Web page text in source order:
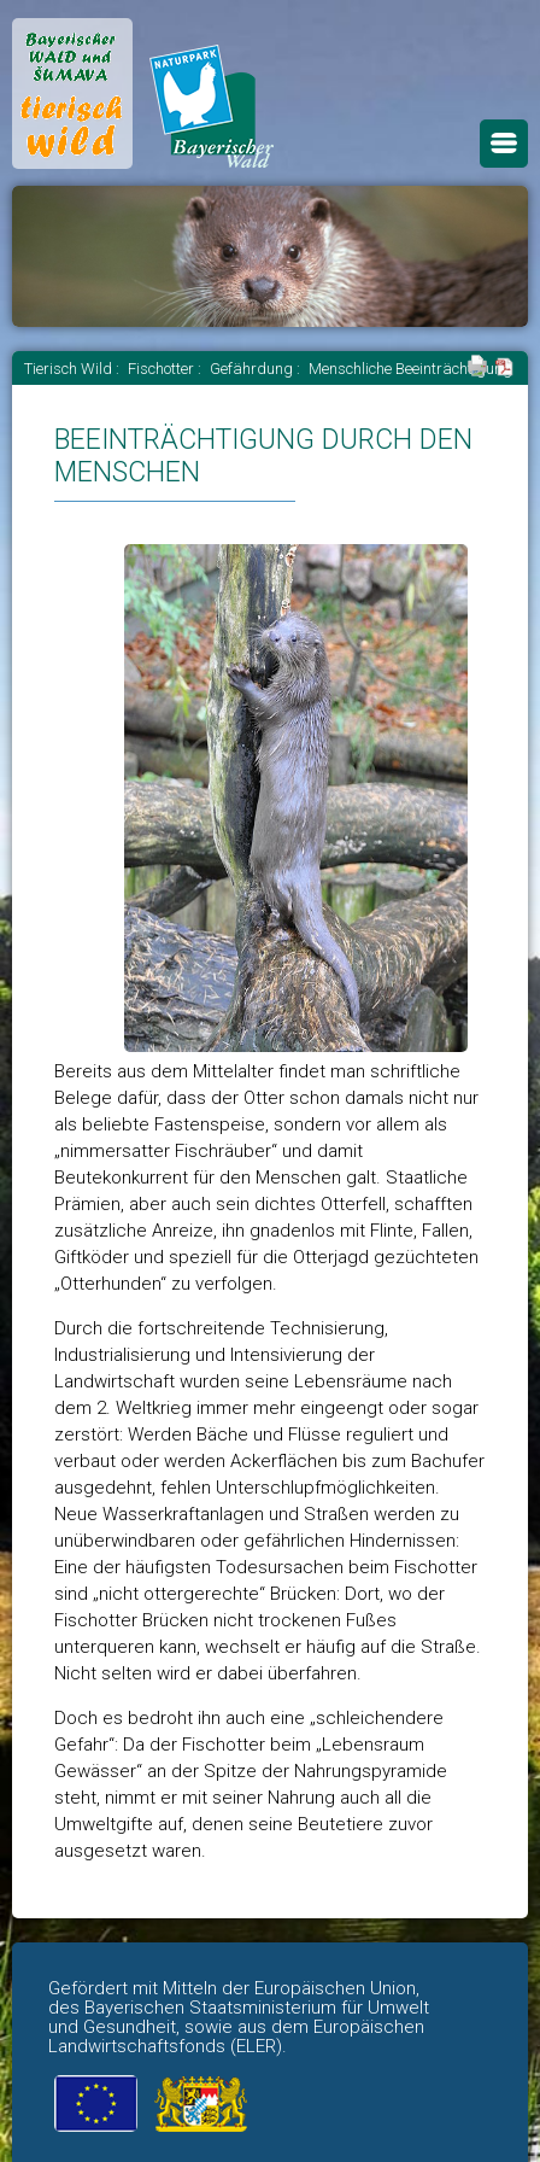
Tierisch Wild : Fischotter : Gefährdung : Menschliche Beeinträchtigung
BEEINTRÄCHTIGUNG DURCH DEN
MENSCHEN
Bereits aus dem Mittelalter findet man schriftliche
Belege dafür, dass der Otter schon damals nicht nur
als beliebte Fastenspeise, sondern vor allem als
„nimmersatter Fischräuber“ und damit
Beutekonkurrent für den Menschen galt. Staatliche
Prämien, aber auch sein dichtes Otterfell, schafften
zusätzliche Anreize, ihn gnadenlos mit Flinte, Fallen,
Giftköder und speziell für die Otterjagd gezüchteten
„Otterhunden“ zu verfolgen.
Durch die fortschreitende Technisierung,
Industrialisierung und Intensivierung der
Landwirtschaft wurden seine Lebensräume nach
dem 2. Weltkrieg immer mehr eingeengt oder sogar
zerstört: Werden Bäche und Flüsse reguliert und
verbaut oder werden Ackerflächen bis zum Bachufer
ausgedehnt, fehlen Unterschlupfmöglichkeiten.
Neue Wasserkraftanlagen und Straßen werden zu
unüberwindbaren oder gefährlichen Hindernissen:
Eine der häufigsten Todesursachen beim Fischotter
sind „nicht ottergerechte“ Brücken: Dort, wo der
Fischotter Brücken nicht trockenen Fußes
unterqueren kann, wechselt er häufig auf die Straße.
Nicht selten wird er dabei überfahren.
Doch es bedroht ihn auch eine „schleichendere
Gefahr“: Da der Fischotter beim „Lebensraum
Gewässer“ an der Spitze der Nahrungspyramide
steht, nimmt er mit seiner Nahrung auch all die
Umweltgifte auf, denen seine Beutetiere zuvor
ausgesetzt waren.
Gefördert mit Mitteln der Europäischen Union,
des Bayerischen Staatsministerium für Umwelt
und Gesundheit, sowie aus dem Europäischen
Landwirtschaftsfonds (ELER).